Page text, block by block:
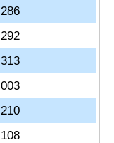
286
292
313
003
210
108